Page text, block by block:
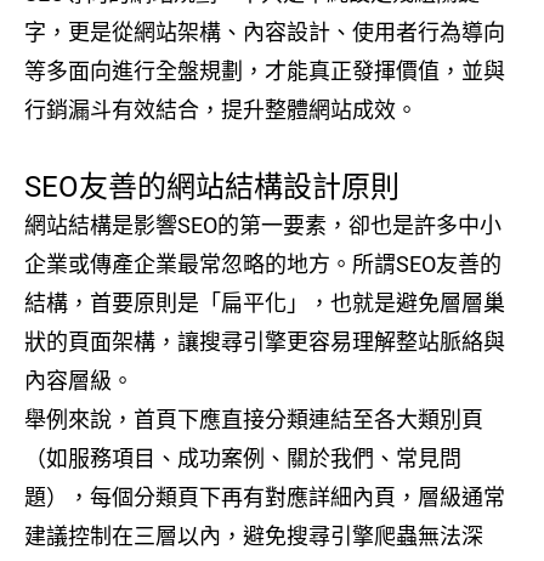
字，更是從網站架構、內容設計、使用者行為導向
等多面向進行全盤規劃，才能真正發揮價值，並與
行銷漏斗有效結合，提升整體網站成效。
SEO友善的網站結構設計原則
網站結構是影響SEO的第一要素，卻也是許多中小
企業或傳產企業最常忽略的地方。所謂SEO友善的
結構，首要原則是「扁平化」，也就是避免層層巢
狀的頁面架構，讓搜尋引擎更容易理解整站脈絡與
內容層級。
舉例來說，首頁下應直接分類連結至各大類別頁
（如服務項目、成功案例、關於我們、常見問
題），每個分類頁下再有對應詳細內頁，層級通常
建議控制在三層以內，避免搜尋引擎爬蟲無法深